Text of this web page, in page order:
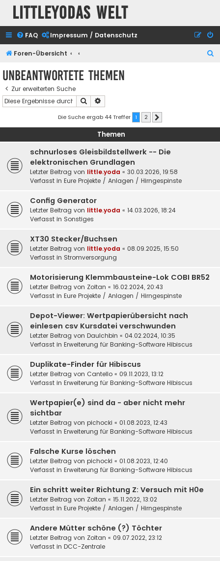
Littleyodas Welt
FAQ Impressum / Datenschutz
Foren-Übersicht
Unbeantwortete Themen
Zur erweiterten Suche
Suche
Die Suche ergab 44 Treffer 1 2
Themen
schnurloses Gleisbildstellwerk -- Die
elektronischen Grundlagen
Letzter Beitrag von little.yoda « 30.03.2026, 19:58
Verfasst in Eure Projekte / Anlagen / Hirngespinste
Config Generator
Letzter Beitrag von little.yoda « 14.03.2026, 18:24
Verfasst in Sonstiges
XT30 Stecker/Buchsen
Letzter Beitrag von little.yoda « 08.09.2025, 15:50
Verfasst in Stromversorgung
Motorisierung Klemmbausteine-Lok COBI BR52
Letzter Beitrag von Zoltan « 16.02.2024, 20:43
Verfasst in Eure Projekte / Anlagen / Hirngespinste
Depot-Viewer: Wertpapierübersicht nach
einlesen csv Kursdatei verschwunden
Letzter Beitrag von DauIchbin « 04.02.2024, 10:35
Verfasst in Erweiterung für Banking-Software Hibiscus
Duplikate-Finder für Hibiscus
Letzter Beitrag von Cantello « 09.11.2023, 13:12
Verfasst in Erweiterung für Banking-Software Hibiscus
Wertpapier(e) sind da - aber nicht mehr
sichtbar
Letzter Beitrag von pichocki « 01.08.2023, 12:43
Verfasst in Erweiterung für Banking-Software Hibiscus
Falsche Kurse löschen
Letzter Beitrag von pichocki « 01.08.2023, 12:40
Verfasst in Erweiterung für Banking-Software Hibiscus
Ein schritt weiter Richtung Z: Versuch mit H0e
Letzter Beitrag von Zoltan « 15.11.2022, 13:02
Verfasst in Eure Projekte / Anlagen / Hirngespinste
Andere Mütter schöne (?) Töchter
Letzter Beitrag von Zoltan « 09.07.2022, 23:12
Verfasst in DCC-Zentrale